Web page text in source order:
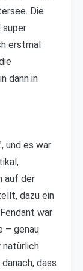
Die
super
erstmal
dann in
und es war
auf der
dazu ein
war
– genau
natürlich
dass